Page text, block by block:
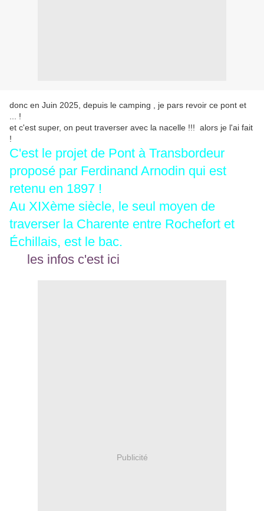
donc en Juin 2025, depuis le camping , je pars revoir ce pont et
... !
et c'est super, on peut traverser avec la nacelle !!! alors je l'ai fait
!
C'est le projet de Pont à Transbordeur
proposé par Ferdinand Arnodin qui est
retenu en 1897 !
Au XIXème siècle, le seul moyen de
traverser la Charente entre Rochefort et
Échillais, est le bac.
les infos c'est ici
Publicité